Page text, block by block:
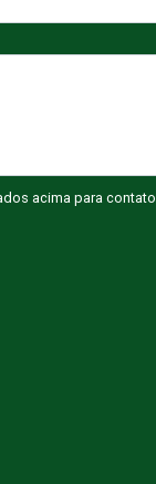
acima para contato.